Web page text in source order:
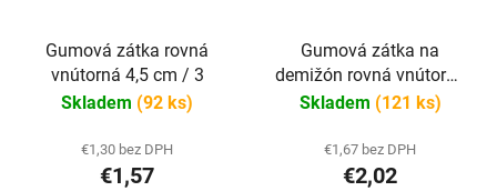
Gumová zátka rovná
vnútorná 4,5 cm / 3
Skladem (92 ks)
€1,30 bez DPH
€1,57
Gumová zátka na
demižón rovná vnútorná
veľká
Skladem (121 ks)
€1,67 bez DPH
€2,02